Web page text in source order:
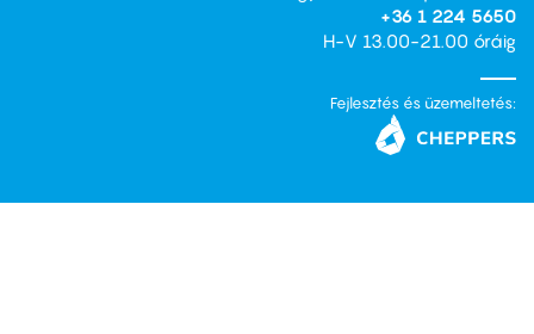
+36 1 224 5650
H-V 13.00-21.00 óráig
Fejlesztés és üzemeltetés: